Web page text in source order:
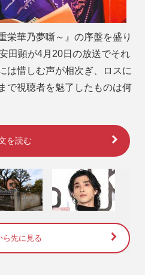
栄華乃夢噺～』の序盤を盛り
田顕が4月20日の放送でそれ
は惜しむ声が相次ぎ、ロスに
で視聴者を魅了したものは何
を読む
ら先に見る